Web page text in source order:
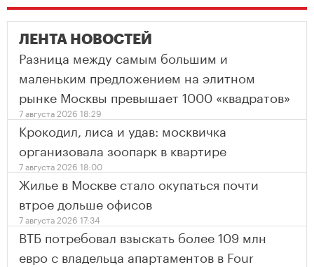
ЛЕНТА НОВОСТЕЙ
Разница между самым большим и
маленьким предложением на элитном
рынке Москвы превышает 1000 «квадратов»
7 августа 2026 18:29
Крокодил, лиса и удав: москвичка
организовала зоопарк в квартире
7 августа 2026 18:00
Жилье в Москве стало окупаться почти
втрое дольше офисов
7 августа 2026 17:34
ВТБ потребовал взыскать более 109 млн
евро с владельца апартаментов в Four